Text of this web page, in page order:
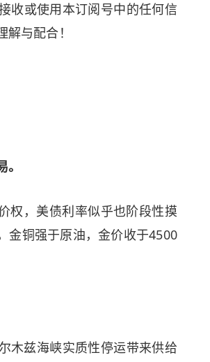
收或使用本订阅号中的任何信
与配合！
权，美债利率似乎也阶段性摸
金铜强于原油，金价收于4500
木兹海峡实质性停运带来供给